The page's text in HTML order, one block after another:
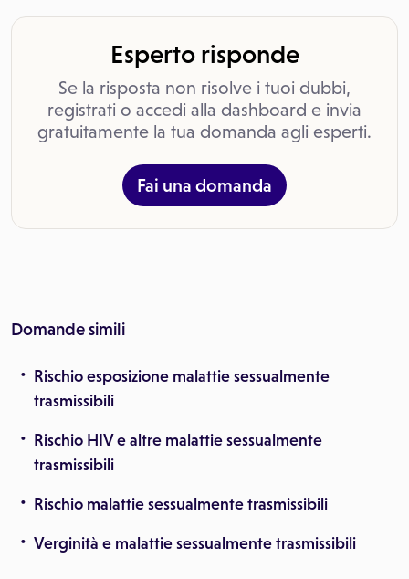
Esperto risponde
Se la risposta non risolve i tuoi dubbi,
registrati o accedi alla dashboard e invia
gratuitamente la tua domanda agli esperti.
Fai una domanda
Domande simili
Rischio esposizione malattie sessualmente
trasmissibili
Rischio HIV e altre malattie sessualmente
trasmissibili
Rischio malattie sessualmente trasmissibili
Verginità e malattie sessualmente trasmissibili